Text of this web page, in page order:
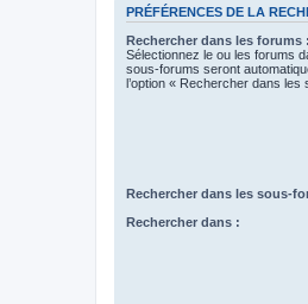
PRÉFÉRENCES DE LA
Rechercher dans les forums :
Sélectionnez le ou les forums
sous-forums seront
l’option « Rechercher dans
Rechercher dans les sous-
Rechercher dans :